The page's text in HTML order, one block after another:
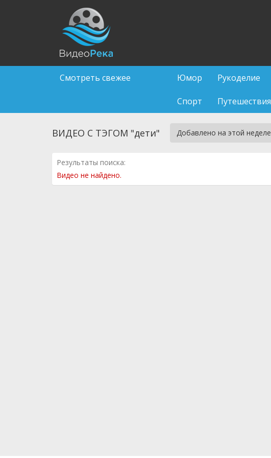
Смотреть свежее Юмор Рукоделие
Спорт Путешествия
ВИДЕО С ТЭГОМ "дети" Добавлено на этой неделе
Результаты поиска:
Видео не найдено.